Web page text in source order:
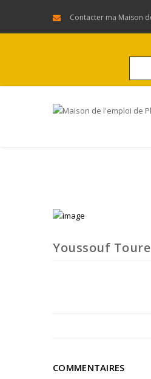
Contacter ma Maison
Youssouf Toure
COMMENTAIRES